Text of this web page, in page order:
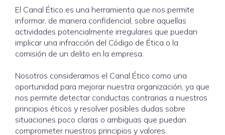
El Canal Ético es una herramienta que nos permite
informar, de manera confidencial, sobre aquellas
actividades potencialmente irregulares que puedan
implicar una infracción del Código de Ética o la
comisión de un delito en la empresa.
Nosotros consideramos el Canal Ético como una
oportunidad para mejorar nuestra organización, ya que
nos permite detectar conductas contrarias a nuestros
principios éticos y resolver posibles dudas sobre
situaciones poco claras o ambiguas que puedan
comprometer nuestros principios y valores.